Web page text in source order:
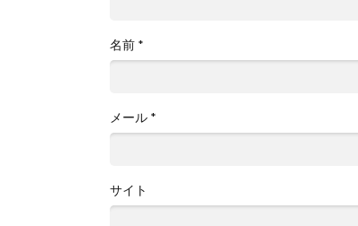
名前 *
メール *
サイト